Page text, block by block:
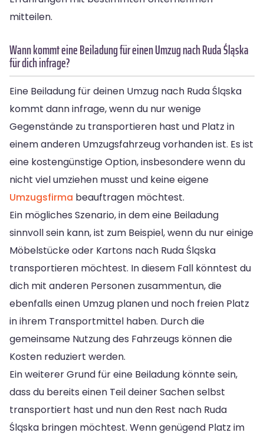
mitteilen.
Wann kommt eine Beiladung für einen Umzug nach Ruda Śląska
für dich infrage?
Eine Beiladung für deinen Umzug nach Ruda Śląska
kommt dann infrage, wenn du nur wenige
Gegenstände zu transportieren hast und Platz in
einem anderen Umzugsfahrzeug vorhanden ist. Es ist
eine kostengünstige Option, insbesondere wenn du
nicht viel umziehen musst und keine eigene
Umzugsfirma beauftragen möchtest.
Ein mögliches Szenario, in dem eine Beiladung
sinnvoll sein kann, ist zum Beispiel, wenn du nur einige
Möbelstücke oder Kartons nach Ruda Śląska
transportieren möchtest. In diesem Fall könntest du
dich mit anderen Personen zusammentun, die
ebenfalls einen Umzug planen und noch freien Platz
in ihrem Transportmittel haben. Durch die
gemeinsame Nutzung des Fahrzeugs können die
Kosten reduziert werden.
Ein weiterer Grund für eine Beiladung könnte sein,
dass du bereits einen Teil deiner Sachen selbst
transportiert hast und nun den Rest nach Ruda
Śląska bringen möchtest. Wenn genügend Platz im